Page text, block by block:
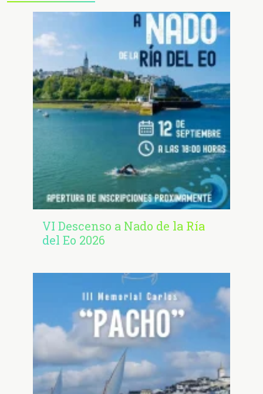
VI Descenso a Nado de la Ría
del Eo 2026